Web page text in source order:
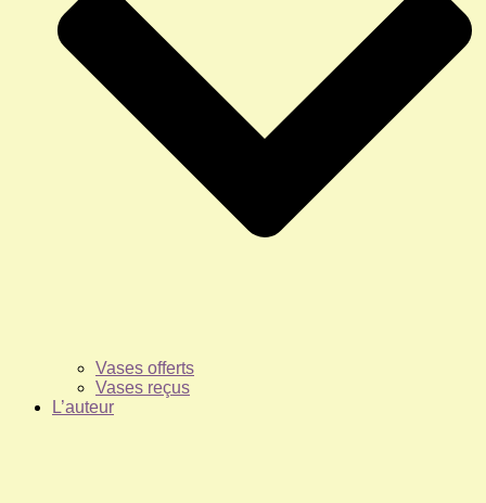
Vases offerts
Vases reçus
L’auteur